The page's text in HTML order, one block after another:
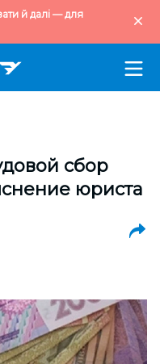
й далі — для
сбор
юриста